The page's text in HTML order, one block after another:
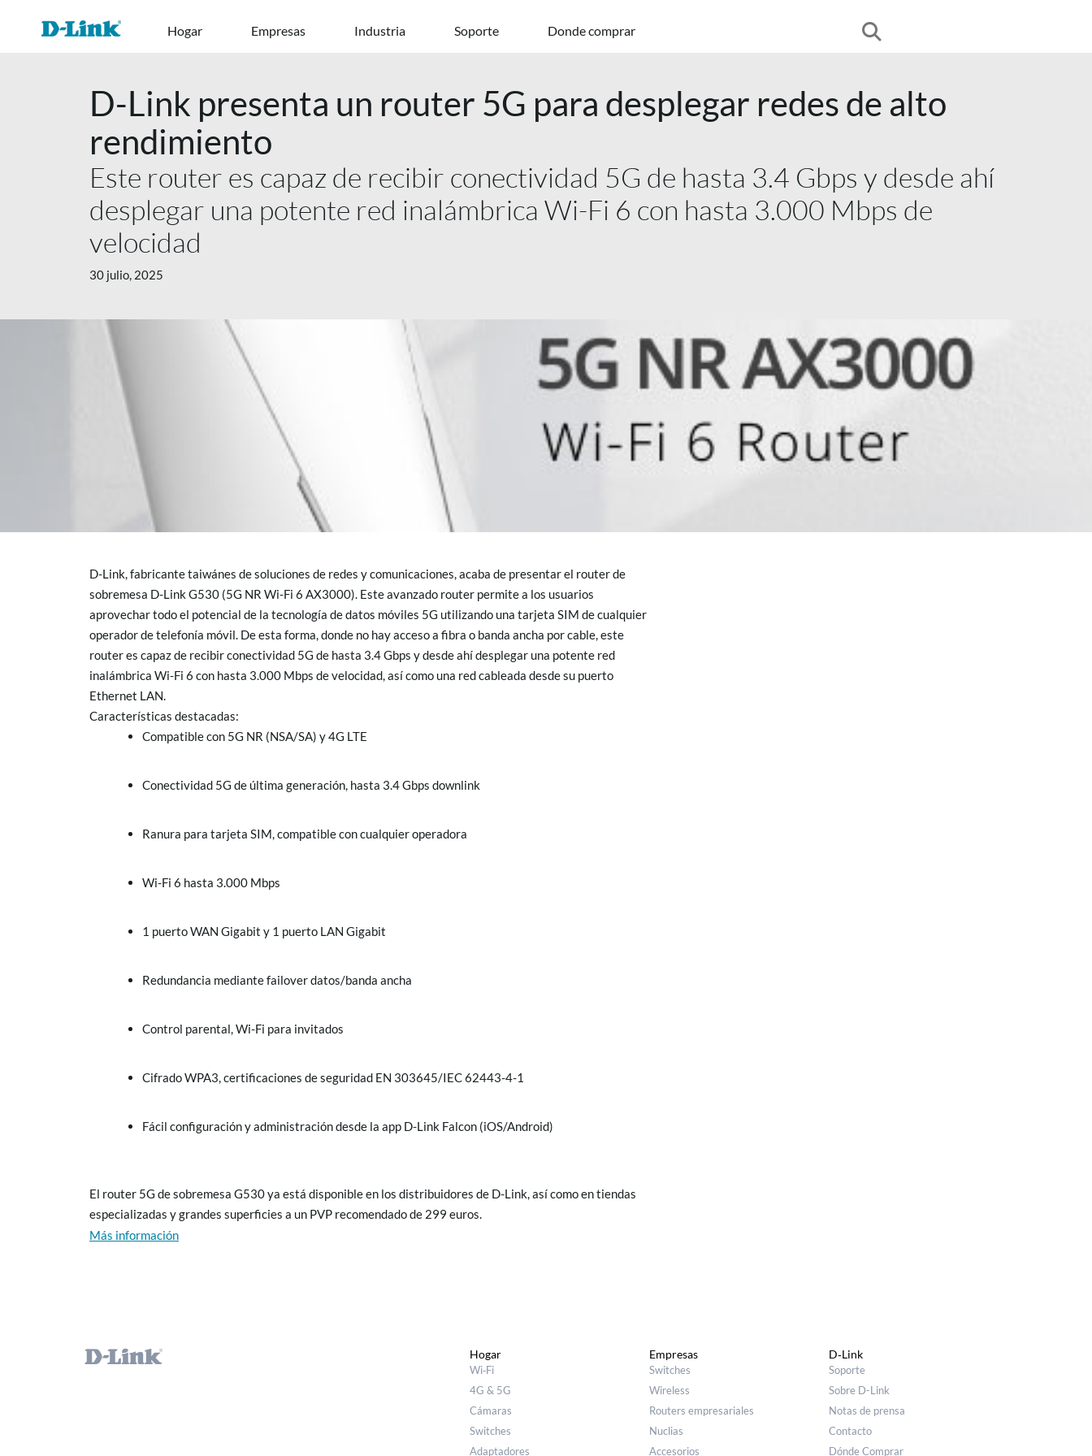
Hogar Empresas Industria Soporte Donde comprar
D-Link presenta un router 5G para desplegar redes de alto
rendimiento
Este router es capaz de recibir conectividad 5G de hasta 3.4 Gbps y desde ahí
desplegar una potente red inalámbrica Wi-Fi 6 con hasta 3.000 Mbps de
velocidad
30 julio, 2025
D-Link, fabricante taiwánes de soluciones de redes y comunicaciones, acaba de presentar el router de
sobremesa D-Link G530 (5G NR Wi-Fi 6 AX3000). Este avanzado router permite a los usuarios
aprovechar todo el potencial de la tecnología de datos móviles 5G utilizando una tarjeta SIM de cualquier
operador de telefonía móvil. De esta forma, donde no hay acceso a fibra o banda ancha por cable, este
router es capaz de recibir conectividad 5G de hasta 3.4 Gbps y desde ahí desplegar una potente red
inalámbrica Wi-Fi 6 con hasta 3.000 Mbps de velocidad, así como una red cableada desde su puerto
Ethernet LAN.
Características destacadas:
Compatible con 5G NR (NSA/SA) y 4G LTE
Conectividad 5G de última generación, hasta 3.4 Gbps downlink
Ranura para tarjeta SIM, compatible con cualquier operadora
Wi-Fi 6 hasta 3.000 Mbps
1 puerto WAN Gigabit y 1 puerto LAN Gigabit
Redundancia mediante failover datos/banda ancha
Control parental, Wi-Fi para invitados
Cifrado WPA3, certificaciones de seguridad EN 303645/IEC 62443-4-1
Fácil configuración y administración desde la app D-Link Falcon (iOS/Android)
El router 5G de sobremesa G530 ya está disponible en los distribuidores de D-Link, así como en tiendas
especializadas y grandes superficies a un PVP recomendado de 299 euros.
Más información
Hogar
Wi‑Fi
4G & 5G
Cámaras
Switches
Adaptadores
Empresas
Switches
Wireless
Routers empresariales
Nuclias
Accesorios
D‑Link
Soporte
Sobre D-Link
Notas de prensa
Contacto
Dónde Comprar